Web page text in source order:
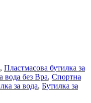
, Пластмасова бутилка за
вода без Bpa, Спортна
за вода, Бутилка за